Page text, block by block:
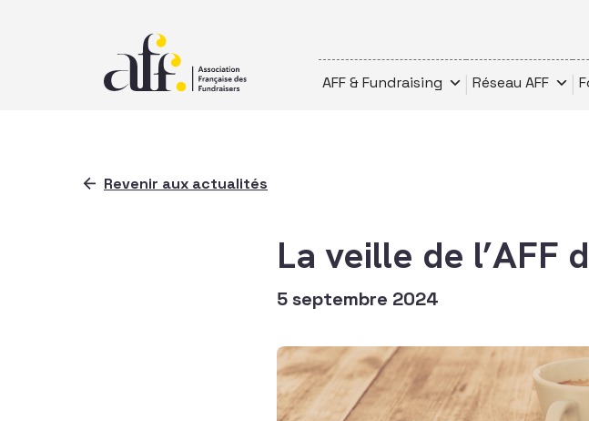
AFF & Fundraising Réseau AFF
Revenir aux actualités
La veille de l’AFF
5 septembre 2024